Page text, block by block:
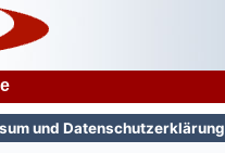
und Datenschutzerklärung